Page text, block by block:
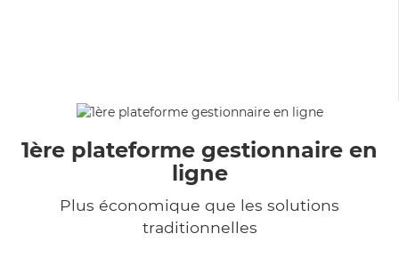
1ère plateforme gestionnaire en
ligne
Plus économique que les solutions
traditionnelles